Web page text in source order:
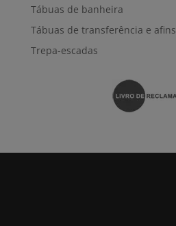
Tábuas de banheira
Tábuas de transferência e afins
Trepa-escadas